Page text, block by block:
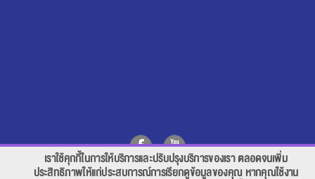
เราใช้คุกกี้ในการให้บริการและปรับปรุงบริการของเรา ตลอดจนเพิ่ม
ประสิทธิภาพให้แก่ประสบการณ์การเรียกดูข้อมูลของคุณ หากคุณใช้งาน
สอบถาม คลิก